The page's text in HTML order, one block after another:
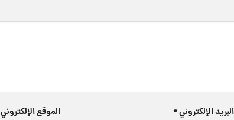
البريد الإلكتروني* الموقع الإلكتروني